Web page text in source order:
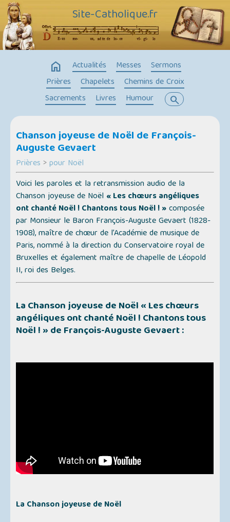
Site-Catholique.fr
home Actualités Messes
Sermons
Prières
Chapelets
Chemins de Croix
Sacrements
Livres Humour search
Chanson joyeuse de Noël de François-
Auguste Gevaert
Prières >pour Noël
Voici les paroles et la retransmission audio de la
Chanson joyeuse de Noël « Les chœurs angéliques
ont chanté Noël ! Chantons tous Noël ! »composée
par Monsieur le Baron François-Auguste Gevaert (1828-
1908), maître de chœur de l’Académie de musique de
Paris, nommé à la direction du Conservatoire royal de
Bruxelles et également maître de chapelle de Léopold
II, roi des Belges.
La Chanson joyeuse de Noël« Les chœurs
angéliques ont chanté Noël ! Chantons tous
Noël ! »de François-Auguste Gevaert :
La Chanson joyeuse de Noël